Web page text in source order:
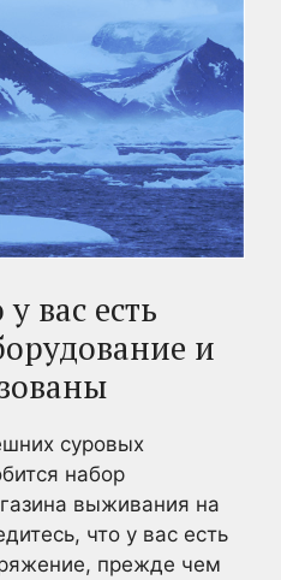
вас есть
и
суровых
набор
выживания на
что у вас есть
прежде чем